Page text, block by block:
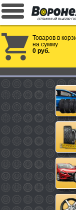
Товаров в
на сумму
0 руб.